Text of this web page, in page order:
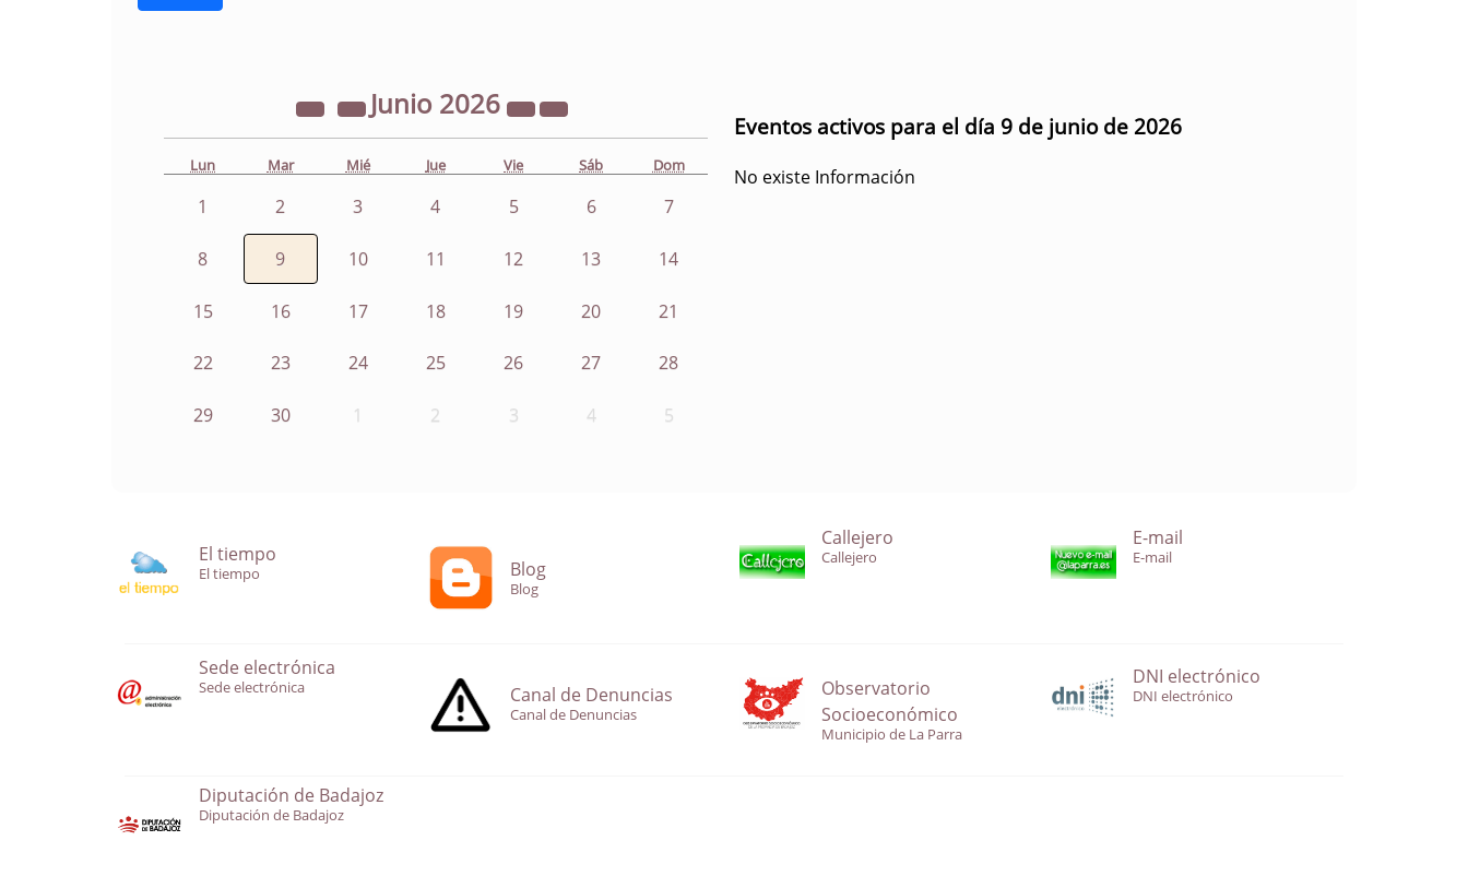
Junio 2026
Lun Mar Mié Jue Vie Sáb Dom
1 2 3 4 5 6 7
8 9 10 11 12 13 14
15 16 17 18 19 20 21
22 23 24 25 26 27 28
29 30 1 2 3 4 5
Eventos activos para el día 9 de junio de 2026
No existe Información
El tiempo
El tiempo Blog
Blog
Callejero
Callejero
E-mail
E-mail
Sede electrónica
Sede electrónica Canal de Denuncias
Canal de Denuncias
Observatorio
Socioeconómico
Municipio de La Parra
DNI electrónico
DNI electrónico
Diputación de Badajoz
Diputación de Badajoz